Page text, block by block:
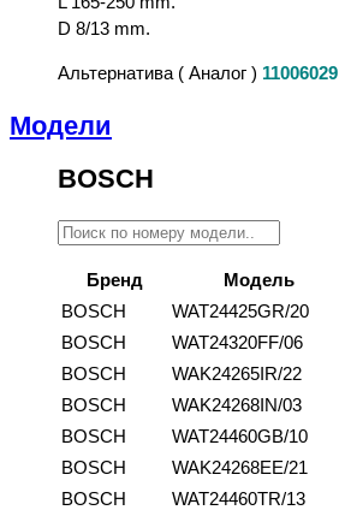
D 8/13 mm.
Альтернатива ( Аналог ) 11006029
Модели
BOSCH
Бренд Модель
BOSCH
WAT24425GR/20
BOSCH
WAT24320FF/06
BOSCH
WAK24265IR/22
BOSCH
WAK24268IN/03
BOSCH
WAT24460GB/10
BOSCH
WAK24268EE/21
BOSCH
WAT24460TR/13